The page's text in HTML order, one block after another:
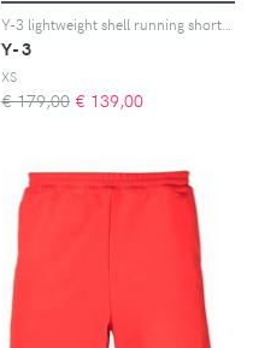
Y-3
XS
€ 179,00 € 139,00